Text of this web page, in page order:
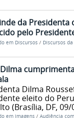
da Presidenta
pelo
em Discursos / Discursos
Dilma
Dilma
eleito do
(Brasília, DF, 09/
em Imagens / Audiência